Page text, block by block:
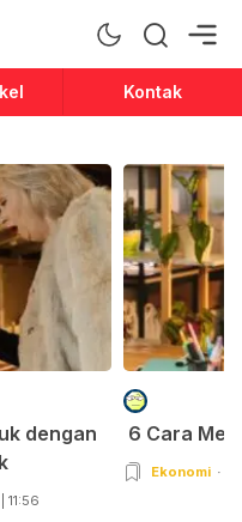
Kontak
dengan
6 Cara
Ekonomi